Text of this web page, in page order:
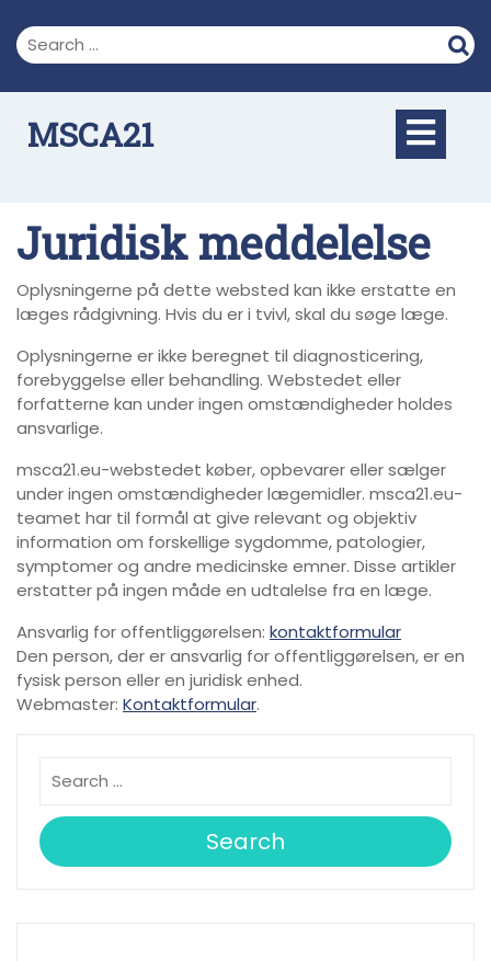
to
content
MSCA21
Juridisk meddelelse
Oplysningerne på dette websted kan ikke erstatte en
læges rådgivning. Hvis du er i tvivl, skal du søge læge.
Oplysningerne er ikke beregnet til diagnosticering,
forebyggelse eller behandling. Webstedet eller
forfatterne kan under ingen omstændigheder holdes
ansvarlige.
msca21.eu-webstedet køber, opbevarer eller sælger
under ingen omstændigheder lægemidler. msca21.eu-
teamet har til formål at give relevant og objektiv
information om forskellige sygdomme, patologier,
symptomer og andre medicinske emner. Disse artikler
erstatter på ingen måde en udtalelse fra en læge.
Ansvarlig for offentliggørelsen: kontaktformular
Den person, der er ansvarlig for offentliggørelsen, er en
fysisk person eller en juridisk enhed.
Webmaster: Kontaktformular.
Search